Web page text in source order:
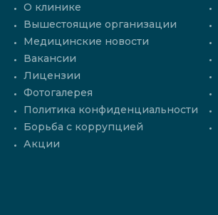
О клинике
Вышестоящие организации
Медицинские новости
Вакансии
Лицензии
Фотогалерея
Политика конфиденциальности
Борьба с коррупцией
Акции